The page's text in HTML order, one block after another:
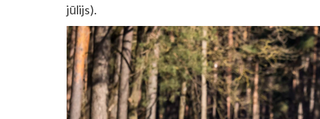
jūlijs).